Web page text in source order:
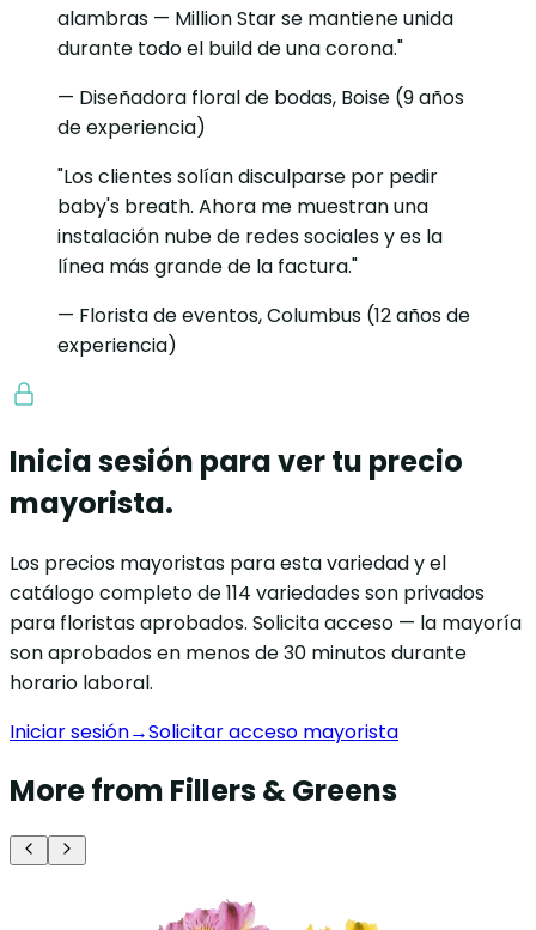
alambras — Million Star se mantiene unida
durante todo el build de una corona."
— Diseñadora floral de bodas, Boise (9 años
de experiencia)
"Los clientes solían disculparse por pedir
baby's breath. Ahora me muestran una
instalación nube de redes sociales y es la
línea más grande de la factura."
— Florista de eventos, Columbus (12 años de
experiencia)
Inicia sesión para ver tu precio
mayorista.
Los precios mayoristas para esta variedad y el
catálogo completo de 114 variedades son privados
para floristas aprobados. Solicita acceso — la mayoría
son aprobados en menos de 30 minutos durante
horario laboral.
Iniciar sesión→Solicitar acceso mayorista
More from Fillers & Greens